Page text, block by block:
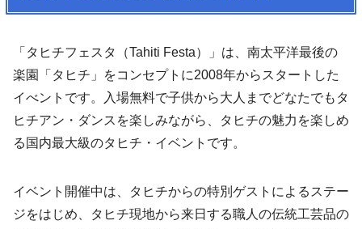
「タヒチフェスタ（Tahiti Festa）」は、南太平洋最後の
楽園「タヒチ」をコンセプトに2008年からスタートした
イべントです。入場無料で子供から大人までどなたでもタ
ヒチアン・ダンスを楽しみながら、タヒチの魅力を楽しめ
る国内最大級のタヒチ・イベントです。
イベント開催中は、タヒチからの特別ゲストによるステー
ジをはじめ、タヒチ現地から来日する職人の伝統工芸品の